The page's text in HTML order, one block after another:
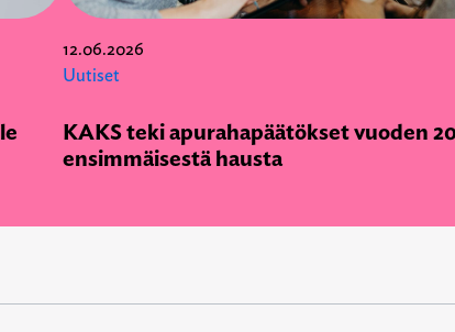
12.06.2026
Uutiset
KAKS teki apurahapäätökset vuoden
ensimmäisestä hausta